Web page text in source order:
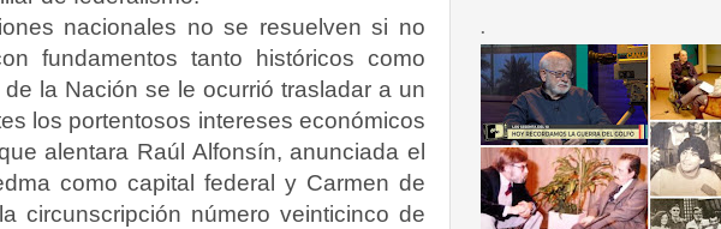
nacionales no se resuelven si no
fundamentos tanto históricos como
la Nación se le ocurrió trasladar a un
los portentosos intereses económicos
alentara Raúl Alfonsín, anunciada el
como capital federal y Carmen de
circunscripción número veinticinco de
.